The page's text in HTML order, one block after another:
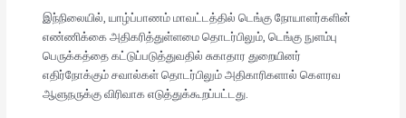
இந்நிலையில், யாழ்ப்பாணம் மாவட்டத்தில் டெங்கு நோயாளர்களின்
எண்ணிக்கை அதிகரித்துள்ளமை தொடர்பிலும், டெங்கு நுளம்பு
பெருக்கத்தை கட்டுப்படுத்துவதில் சுகாதார துறையினர்
எதிர்நோக்கும் சவால்கள் தொடர்பிலும் அதிகாரிகளால் கௌரவ
ஆளுநருக்கு விரிவாக எடுத்துக்கூறப்பட்டது.